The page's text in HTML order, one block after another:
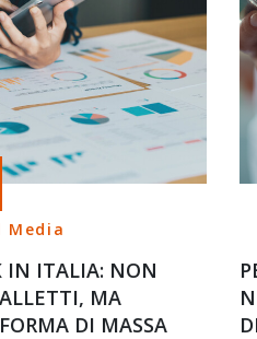
Media
IN ITALIA: NON
MA
DI MASSA